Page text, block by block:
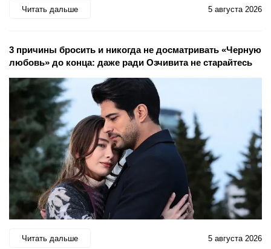
Читать дальше 5 августа 2026
3 причины бросить и никогда не досматривать «Черную
любовь» до конца: даже ради Озчивита не старайтесь
Читать дальше 5 августа 2026